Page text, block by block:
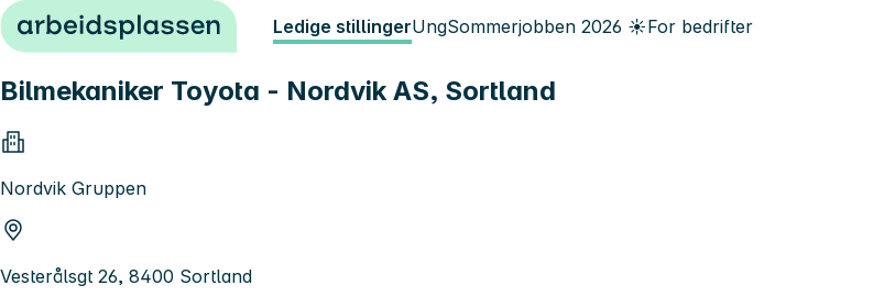
Hopp til innhold Ledige stillingerUngSommerjobben 2026 ☀️For bedrifter
Bilmekaniker Toyota - Nordvik AS, Sortland
Nordvik Gruppen
Vesterålsgt 26, 8400 Sortland